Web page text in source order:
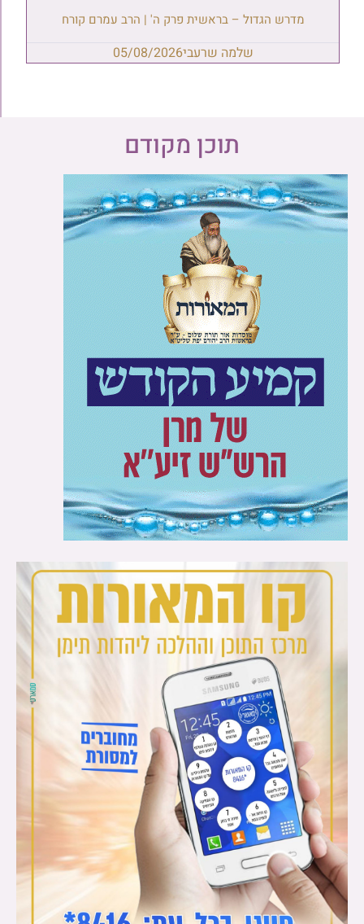
מדרש הגדול – בראשית פרק ה' | הרב עמרם קורח
שלמה שרעבי05/08/2026
תוכן מקודם